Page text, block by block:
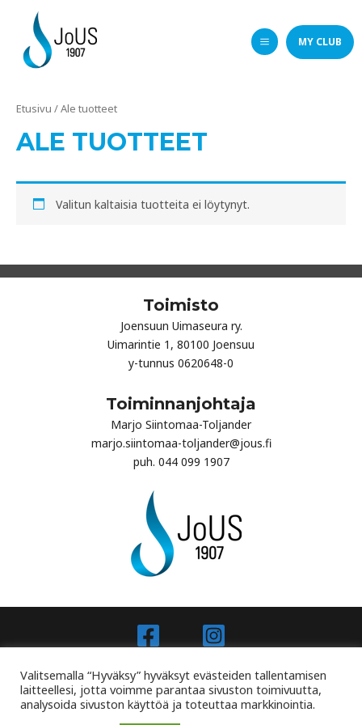
MAIN
MY CLUB
Etusivu / Ale tuotteet
ALE TUOTTEET
Valitun kaltaisia tuotteita ei löytynyt.
Toimisto
Joensuun Uimaseura ry.
Uimarintie 1, 80100 Joensuu
y-tunnus 0620648-0
Toiminnanjohtaja
Marjo Siintomaa-Toljander
marjo.siintomaa-toljander@jous.fi
puh. 044 099 1907
Joensuun Uimaseura Ry - Jous.fi
Valitsemalla “Hyväksy” hyväksyt evästeiden tallentamisen
laitteellesi, jotta voimme parantaa sivuston toimivuutta,
analysoida sivuston käyttöä ja toteuttaa markkinointia.